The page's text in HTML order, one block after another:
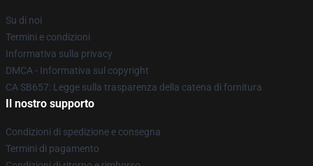
Su di noi
Termini e condizioni
Informativa sulla privacy
DMCA - Informativa sul copyright
CA SB657: Legge sulla trasparenza della catena di fornitura
Il nostro supporto
Condizioni di spedizione e consegna
Termini di pagamento